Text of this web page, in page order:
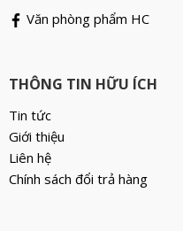
Văn phòng phẩm HC
THÔNG TIN HỮU ÍCH
Tin tức
Giới thiệu
Liên hệ
Chính sách đổi trả hàng